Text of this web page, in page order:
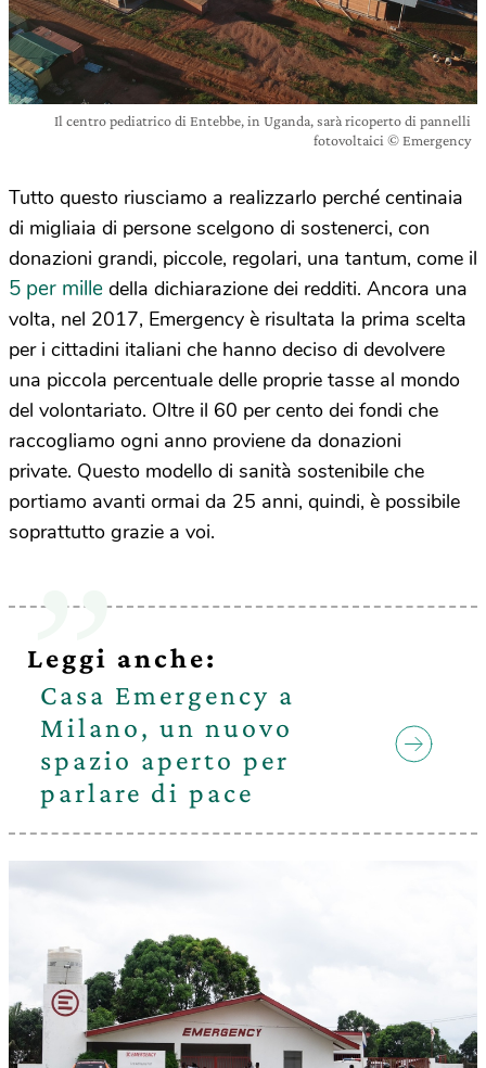
Il centro pediatrico di Entebbe, in Uganda, sarà ricoperto di pannelli
fotovoltaici © Emergency
Tutto questo riusciamo a realizzarlo perché centinaia
di migliaia di persone scelgono di sostenerci, con
donazioni grandi, piccole, regolari, una tantum, come il
5 per mille della dichiarazione dei redditi. Ancora una
volta, nel 2017, Emergency è risultata la prima scelta
per i cittadini italiani che hanno deciso di devolvere
una piccola percentuale delle proprie tasse al mondo
del volontariato. Oltre il 60 per cento dei fondi che
raccogliamo ogni anno proviene da donazioni
private. Questo modello di sanità sostenibile che
portiamo avanti ormai da 25 anni, quindi, è possibile
soprattutto grazie a voi.
Leggi anche:
Casa Emergency a
Milano, un nuovo
spazio aperto per
parlare di pace